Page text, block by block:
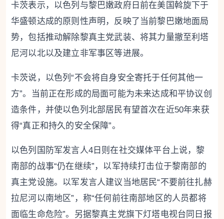
卡茨表示，以色列与黎巴嫩政府日前在美国斡旋下于
华盛顿达成的原则性声明，反映了当前黎巴嫩地面局
势，包括推动解除黎真主党武装、将其力量撤至利塔
尼河以北以及建立非军事区等进展。
卡茨说，以色列“不会将自身安全寄托于任何其他一
方”。当前正在形成的局面可能为未来达成和平协议创
造条件，并使以色列北部居民有望首次在近50年来获
得“真正和持久的安全保障”。
以色列国防军发言人4日则在社交媒体平台上说，黎
南部的战事“仍在继续”，以军持续打击位于黎南部的
真主党设施。以军发言人建议当地居民“不要前往扎赫
拉尼河以南地区”，称“任何前往南部地区的人员都将
面临生命危险”。另据黎真主党旗下灯塔电视台同日报